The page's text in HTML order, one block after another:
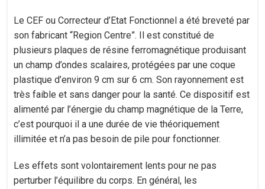
Le CEF ou Correcteur d’Etat Fonctionnel a été breveté par
son fabricant “Region Centre”. Il est constitué de
plusieurs plaques de résine ferromagnétique produisant
un champ d’ondes scalaires, protégées par une coque
plastique d’environ 9 cm sur 6 cm. Son rayonnement est
très faible et sans danger pour la santé. Ce dispositif est
alimenté par l’énergie du champ magnétique de la Terre,
c’est pourquoi il a une durée de vie théoriquement
illimitée et n’a pas besoin de pile pour fonctionner.
Les effets sont volontairement lents pour ne pas
perturber l’équilibre du corps. En général, les